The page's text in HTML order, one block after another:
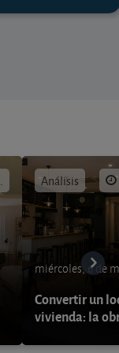
Análisis
miércoles, 6 de
Convertir un
vivienda: la